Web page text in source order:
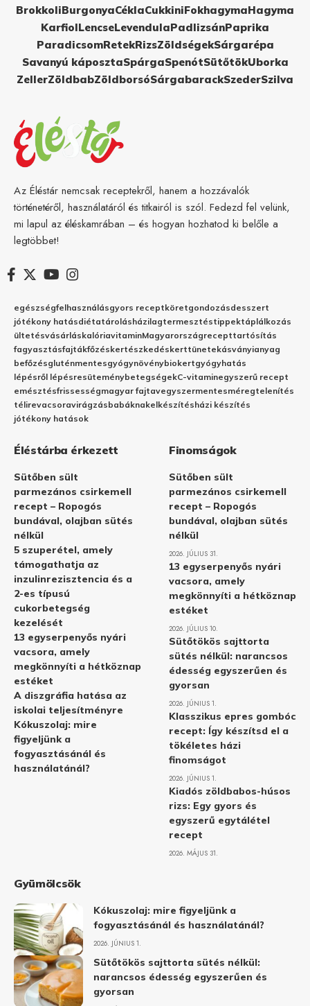
BrokkoliBurgonyaCéklaCukkiniFokhagymaHagyma
KarfiolLencseLevendulaPadlizsánPaprika
ParadicsomRetekRizsZöldségekSárgarépa
Savanyú káposztaSpárgaSpenótSütőtökUborka
ZellerZöldbabZöldborsóSárgabarackSzederSzilva
Az Éléstár nemcsak receptekről, hanem a hozzávalók
történetéről, használatáról és titkairól is szól. Fedezd fel velünk,
mi lapul az éléskamrában – és hogyan hozhatod ki belőle a
legtöbbet!
egészségfelhasználásgyors receptköretgondozásdesszert
jótékony hatásdiétatárolásházilagtermesztéstippektáplálkozás
ültetésvásárláskalóriavitaminMagyarországrecepttartósítás
fagyasztásfajtákfőzéskertészkedéskerttünetekásványianyag
befőzésgluténmentesgyógynövénybiokertgyógyhatás
lépésről lépésresüteménybetegségekC-vitaminegyszerű recept
emésztésfrissességmagyar fajtavegyszermentesméregtelenítés
télirevacsoravirágzásbabáknakelkészítésházi készítés
jótékony hatások
Éléstárba érkezett
Sütőben sült
parmezános csirkemell
recept – Ropogós
bundával, olajban sütés
nélkül
5 szuperétel, amely
támogathatja az
inzulinrezisztencia és a
2-es típusú
cukorbetegség
kezelését
13 egyserpenyős nyári
vacsora, amely
megkönnyíti a hétköznap
estéket
A diszgráfia hatása az
iskolai teljesítményre
Kókuszolaj: mire
figyeljünk a
fogyasztásánál és
használatánál?
Finomságok
Sütőben sült
parmezános csirkemell
recept – Ropogós
bundával, olajban sütés
nélkül
2026. JÚLIUS 31.
13 egyserpenyős nyári
vacsora, amely
megkönnyíti a hétköznap
estéket
2026. JÚLIUS 10.
Sütőtökös sajttorta
sütés nélkül: narancsos
édesség egyszerűen és
gyorsan
2026. JÚNIUS 1.
Klasszikus epres gombóc
recept: Így készítsd el a
tökéletes házi
finomságot
2026. JÚNIUS 1.
Kiadós zöldbabos-húsos
rizs: Egy gyors és
egyszerű egytálétel
recept
2026. MÁJUS 31.
Gyümölcsök
Kókuszolaj: mire figyeljünk a
fogyasztásánál és használatánál?
2026. JÚNIUS 1.
Sütőtökös sajttorta sütés nélkül:
narancsos édesség egyszerűen és
gyorsan